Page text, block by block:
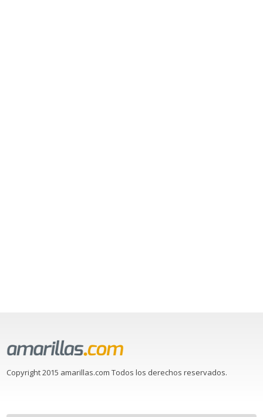
Copyright 2015 amarillas.com Todos los derechos reservados.